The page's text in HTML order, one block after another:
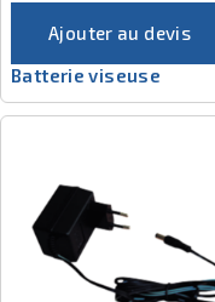
Ajouter au devis
Batterie viseuse